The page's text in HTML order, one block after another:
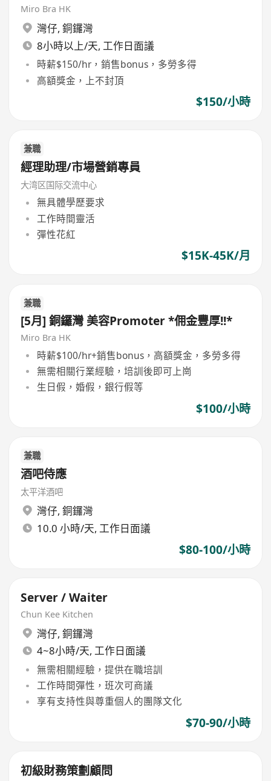
Miro Bra HK
灣仔, 銅鑼灣
8小時以上/天, 工作日面議
時薪$150/hr，銷售bonus，多勞多得
高額獎金，上不封頂
$150/小時
兼職
經理助理/市場營銷專員
大湾区国际交流中心
無具體學歷要求
工作時間靈活
彈性花紅
$15K-45K/月
兼職
[5月] 銅鑼灣 美容Promoter *佣金豐厚!!*
Miro Bra HK
時薪$100/hr+銷售bonus，高額獎金，多勞多得
無需相關行業經驗，培訓後即可上崗
生日假，婚假，銀行假等
$100/小時
兼職
酒吧侍應
太平洋酒吧
灣仔, 銅鑼灣
10.0 小時/天, 工作日面議
$80-100/小時
Server / Waiter
Chun Kee Kitchen
灣仔, 銅鑼灣
4~8小時/天, 工作日面議
無需相關經驗，提供在職培訓
工作時間彈性，班次可商議
享有支持性與尊重個人的團隊文化
$70-90/小時
初級財務策劃顧問